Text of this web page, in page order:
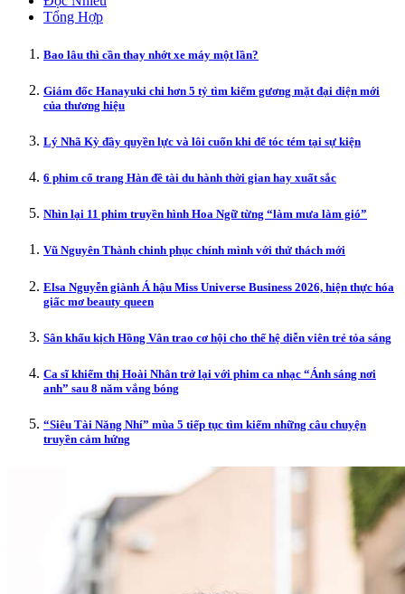
Tổng Hợp
Bao lâu thì cần thay nhớt xe máy một lần?
Giám đốc Hanayuki chi hơn 5 tỷ tìm kiếm gương mặt đại diện mới
của thương hiệu
Lý Nhã Kỳ đầy quyền lực và lôi cuốn khi để tóc tém tại sự kiện
6 phim cổ trang Hàn đề tài du hành thời gian hay xuất sắc
Nhìn lại 11 phim truyền hình Hoa Ngữ từng “làm mưa làm gió”
Vũ Nguyên Thành chinh phục chính mình với thử thách mới
Elsa Nguyễn giành Á hậu Miss Universe Business 2026, hiện thực hóa
giấc mơ beauty queen
Sân khấu kịch Hồng Vân trao cơ hội cho thế hệ diễn viên trẻ tỏa sáng
Ca sĩ khiếm thị Hoài Nhân trở lại với phim ca nhạc “Ánh sáng nơi
anh” sau 8 năm vắng bóng
“Siêu Tài Năng Nhí” mùa 5 tiếp tục tìm kiếm những câu chuyện
truyền cảm hứng